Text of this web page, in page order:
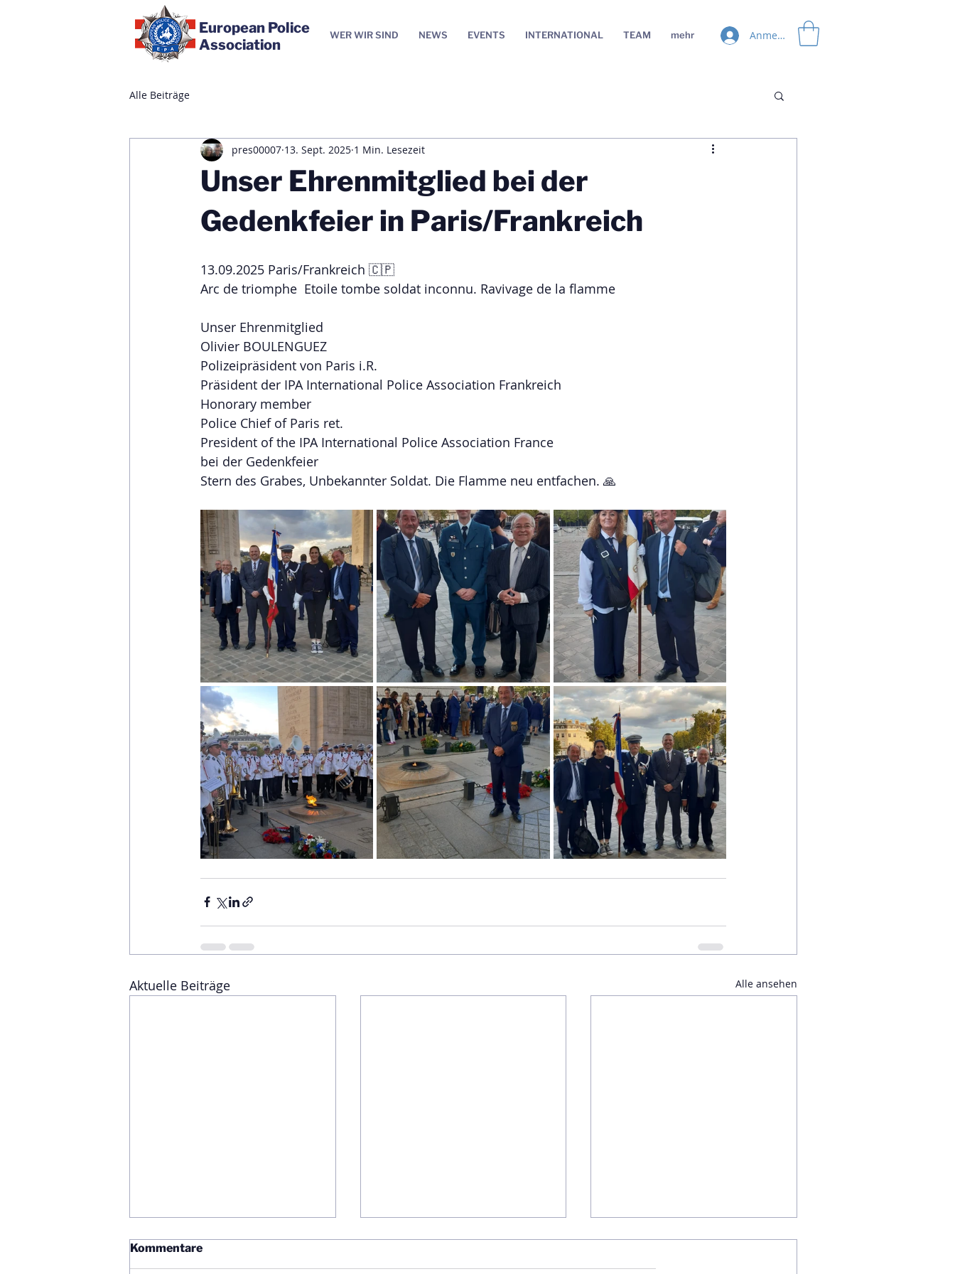
European Police
Association
WER WIR SIND NEWS EVENTS INTERNATIONAL TEAM mehr Anmelden
Alle Beiträge
Unser Ehrenmitglied bei der
Gedenkfeier in Paris/Frankreich
pres00007 13. Sept. 2025 1 Min. Lesezeit
13.09.2025 Paris/Frankreich 🇨🇵
Arc de triomphe  Etoile tombe soldat inconnu. Ravivage de la flamme
Unser Ehrenmitglied
Olivier BOULENGUEZ
Polizeipräsident von Paris i.R.
Präsident der IPA International Police Association Frankreich
Honorary member
Police Chief of Paris ret.
President of the IPA International Police Association France
bei der Gedenkfeier
Stern des Grabes, Unbekannter Soldat. Die Flamme neu entfachen. 🙏
Aktuelle Beiträge Alle ansehen
Kommentare